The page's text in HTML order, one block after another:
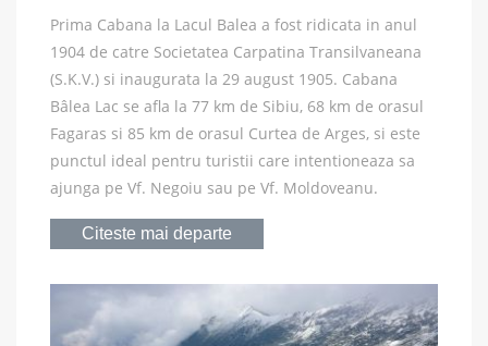
Prima Cabana la Lacul Balea a fost ridicata in anul
1904 de catre Societatea Carpatina Transilvaneana
(S.K.V.) si inaugurata la 29 august 1905. Cabana
Bâlea Lac se afla la 77 km de Sibiu, 68 km de orasul
Fagaras si 85 km de orasul Curtea de Arges, si este
punctul ideal pentru turistii care intentioneaza sa
ajunga pe Vf. Negoiu sau pe Vf. Moldoveanu.
Citeste mai departe